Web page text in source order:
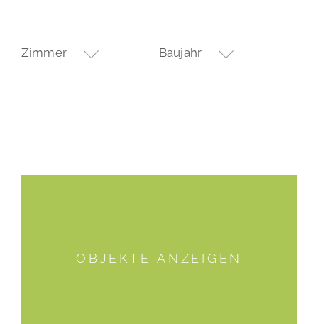
Zimmer Baujahr